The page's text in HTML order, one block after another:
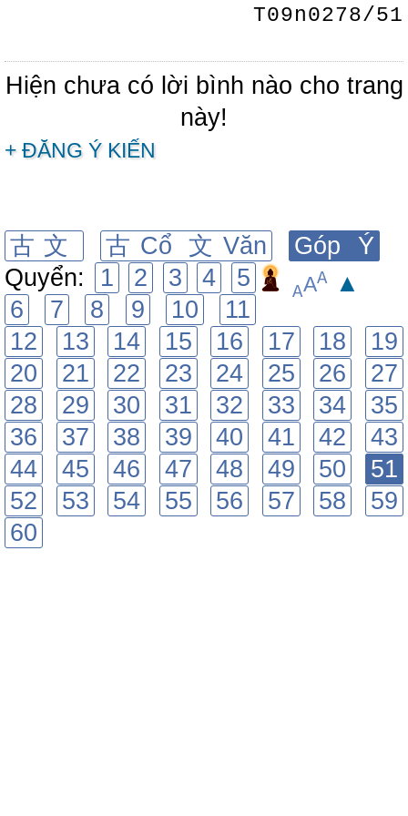
T09n0278/51
Hiện chưa có lời bình nào cho trang
này!
+ ĐĂNG Ý KIẾN
古文 古Cổ 文Văn Góp Ý
AAA ▲
Quyển: 1 2 3 4
5
6
7 8 9 10
11
12
13 14 15 16 17 18
19
20
21 22 23 24 25 26
27
28
29 30 31 32 33 34
35
36
37 38 39 40 41 42
43
44
45 46 47 48 49 50
51
52
53 54 55 56 57 58
59
60